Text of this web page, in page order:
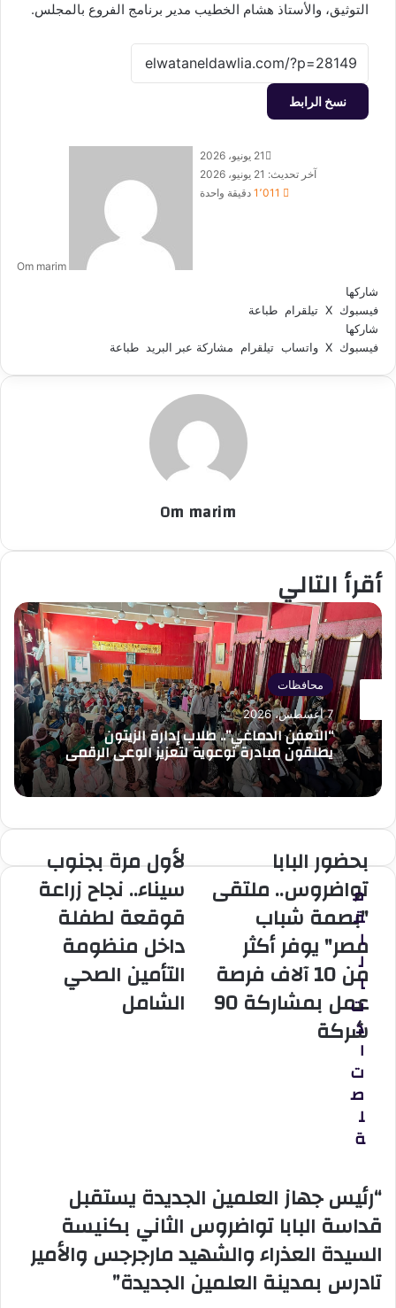
التوثيق، والأستاذ هشام الخطيب مدير برنامج الفروع بالمجلس.
نسخ الرابط
Om marim
21 يونيو، 2026
آخر تحديث: 21 يونيو، 2026
دقيقة واحدة
شاركها
فيسبوك ‫X تيلقرام طباعة
شاركها
فيسبوك ‫X واتساب تيلقرام مشاركة عبر البريد طباعة
Om marim
أقرأ التالي
محافظات
7 أغسطس، 2026
“التعفن الدماغي”.. طلاب إدارة الزيتون
يطلقون مبادرة توعوية لتعزيز الوعي الرقمي
لأول
مرة
بجنوب
سيناء..
نجاح
زراعة
قوقعة
لطفلة
داخل
لأول مرة بجنوب
سيناء.. نجاح زراعة
قوقعة لطفلة
داخل منظومة
التأمين الصحي
الشامل
بحضور
البابا
تواضروس..
ملتقى
"بصمة
شباب
مصر"
يوفر
أكثر
من
10
آلاف
فرصة
عمل
بمشاركة
90
بحضور البابا
تواضروس.. ملتقى
"بصمة شباب
مصر" يوفر أكثر
من 10 آلاف فرصة
عمل بمشاركة 90
شركة
م
ق
ا
ل
ا
ت
ذ
ا
ت
ص
ل
ة
“رئيس جهاز العلمين الجديدة يستقبل
قداسة البابا تواضروس الثاني بكنيسة
السيدة العذراء والشهيد مارجرجس والأمير
تادرس بمدينة العلمين الجديدة”